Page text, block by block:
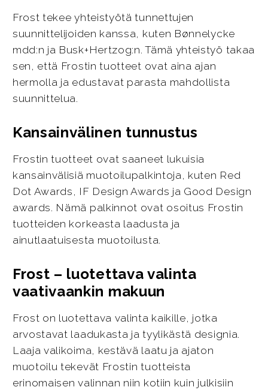
Frost tekee yhteistyötä tunnettujen
suunnittelijoiden kanssa, kuten Bønnelycke
mdd:n ja Busk+Hertzog:n. Tämä yhteistyö takaa
sen, että Frostin tuotteet ovat aina ajan
hermolla ja edustavat parasta mahdollista
suunnittelua.
Kansainvälinen tunnustus
Frostin tuotteet ovat saaneet lukuisia
kansainvälisiä muotoilupalkintoja, kuten Red
Dot Awards, IF Design Awards ja Good Design
awards. Nämä palkinnot ovat osoitus Frostin
tuotteiden korkeasta laadusta ja
ainutlaatuisesta muotoilusta.
Frost – luotettava valinta
vaativaankin makuun
Frost on luotettava valinta kaikille, jotka
arvostavat laadukasta ja tyylikästä designia.
Laaja valikoima, kestävä laatu ja ajaton
muotoilu tekevät Frostin tuotteista
erinomaisen valinnan niin kotiin kuin julkisiin